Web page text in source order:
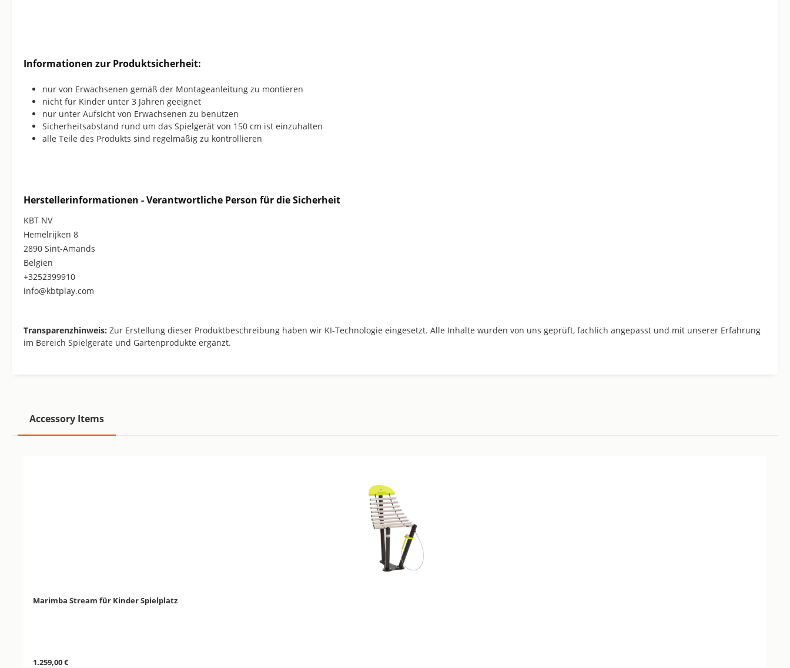
Informationen zur Produktsicherheit:
nur von Erwachsenen gemäß der Montageanleitung zu montieren
nicht für Kinder unter 3 Jahren geeignet
nur unter Aufsicht von Erwachsenen zu benutzen
Sicherheitsabstand rund um das Spielgerät von 150 cm ist einzuhalten
alle Teile des Produkts sind regelmäßig zu kontrollieren
Herstellerinformationen - Verantwortliche Person für die Sicherheit
KBT NV
Hemelrijken 8
2890 Sint-Amands
Belgien
+3252399910
info@kbtplay.com
Transparenzhinweis: Zur Erstellung dieser Produktbeschreibung haben wir KI-Technologie eingesetzt. Alle Inhalte wurden von uns geprüft, fachlich angepasst und mit unserer Erfahrung
im Bereich Spielgeräte und Gartenprodukte ergänzt.
Accessory Items
Marimba Stream für Kinder Spielplatz
Regulärer Preis:
1.259,00 €